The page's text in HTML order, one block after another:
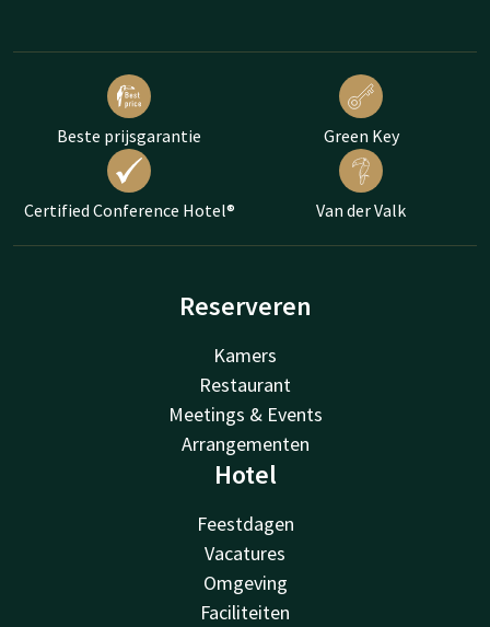
Beste prijsgarantie Green Key
Certified Conference Hotel® Van der Valk
Reserveren
Kamers
Restaurant
Meetings & Events
Arrangementen
Hotel
Feestdagen
Vacatures
Omgeving
Faciliteiten